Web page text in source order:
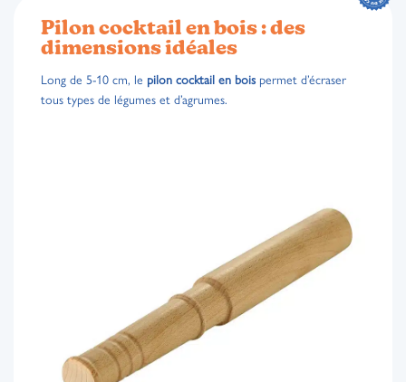
Pilon cocktail en bois : des
dimensions idéales
Long de 5-10 cm, le pilon cocktail en bois permet d’écraser
tous types de légumes et d’agrumes.